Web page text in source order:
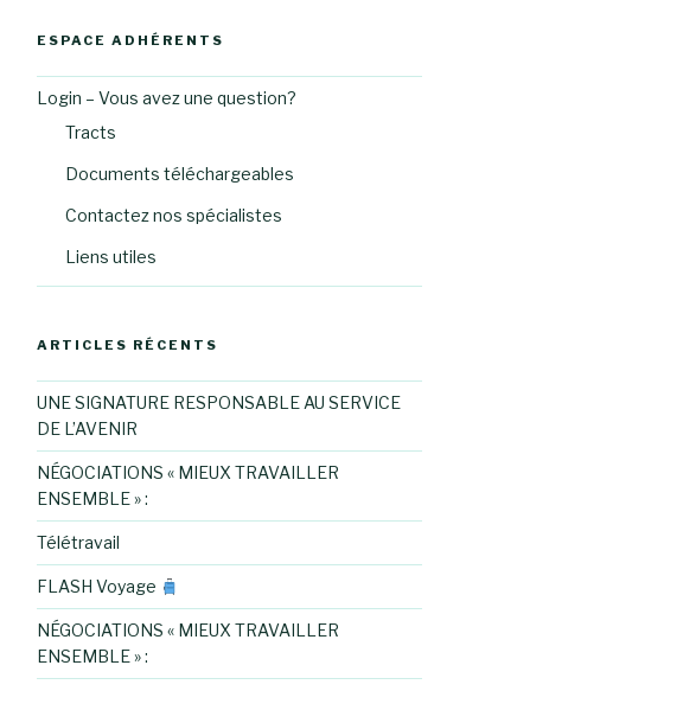
ESPACE ADHÉRENTS
Login – Vous avez une question?
Tracts
Documents téléchargeables
Contactez nos spécialistes
Liens utiles
ARTICLES RÉCENTS
UNE SIGNATURE RESPONSABLE AU SERVICE
DE L’AVENIR
NÉGOCIATIONS « MIEUX TRAVAILLER
ENSEMBLE » :
Télétravail
FLASH Voyage
NÉGOCIATIONS « MIEUX TRAVAILLER
ENSEMBLE » :